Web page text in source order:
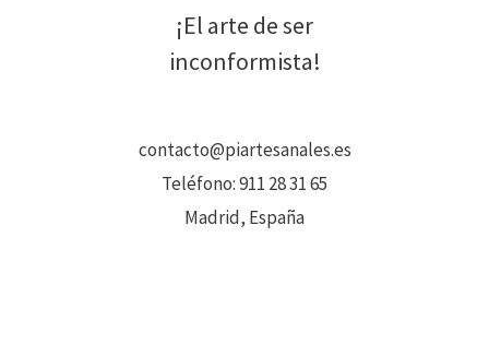
¡El arte de ser
inconformista!
contacto@piartesanales.es
Teléfono:911 28 31 65
Madrid, España